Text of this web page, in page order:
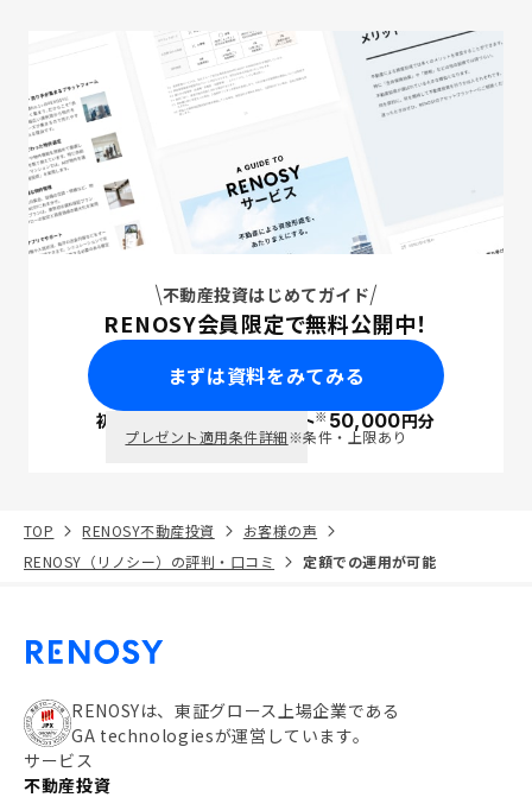
不動産投資はじめてガイド
RENOSY会員限定で無料公開中！
まずは資料をみてみる
初回面談で ポイント※50,000円分
プレゼント適用条件詳細※条件・上限あり
TOP RENOSY不動産投資
お客様の声
RENOSY（リノシー）の評判・口コミ
定額での運用が可能
RENOSYは、東証グロース上場企業である
GA technologiesが運営しています。
サービス
不動産投資